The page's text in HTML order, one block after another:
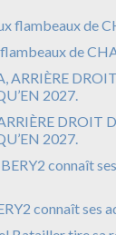
de
DROIT
2027.
connaît ses